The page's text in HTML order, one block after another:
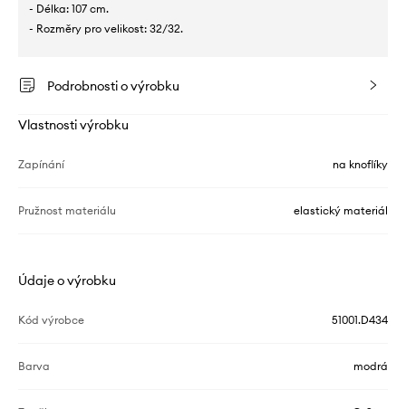
- Délka: 107 cm.
- Rozměry pro velikost: 32/32.
Podrobnosti o výrobku
Vlastnosti výrobku
Zapínání na knoflíky
Pružnost materiálu elastický materiál
Údaje o výrobku
Kód výrobce 51001.D434
Barva modrá